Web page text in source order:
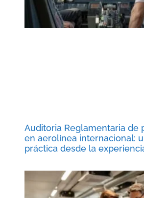
Auditoria Reglamentaria de
en aerolínea internacional:
práctica desde la